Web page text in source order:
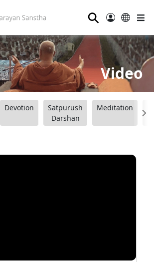
⚲
Video
Devotion
Satpurush
Darshan
Meditation